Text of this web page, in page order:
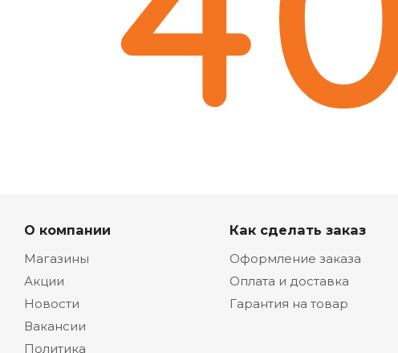
О компании
Магазины
Акции
Новости
Вакансии
Политика
Как сделать заказ
Оформление заказа
Оплата и доставка
Гарантия на товар